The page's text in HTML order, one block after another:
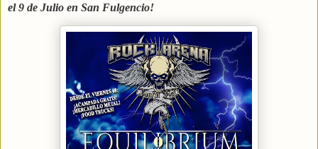
el 9 de Julio en San Fulgencio!